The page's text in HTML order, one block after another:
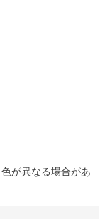
が異なる場合があ